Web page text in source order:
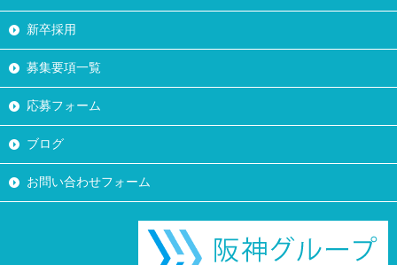
新卒採用
募集要項一覧
応募フォーム
ブログ
お問い合わせフォーム